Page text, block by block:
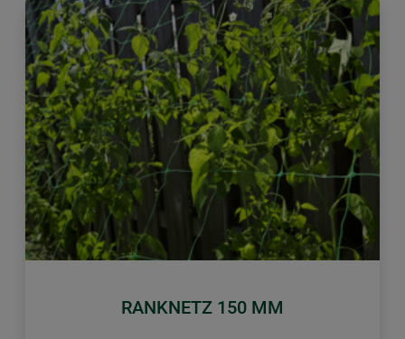
RANKNETZ 150 MM
Zurück Weiter